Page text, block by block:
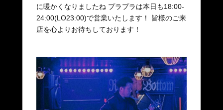
に暖かくなりましたね プラプラは本日も18:00-
24:00(LO23:00)で営業いたします！ 皆様のご来
店を心よりお待ちしております！